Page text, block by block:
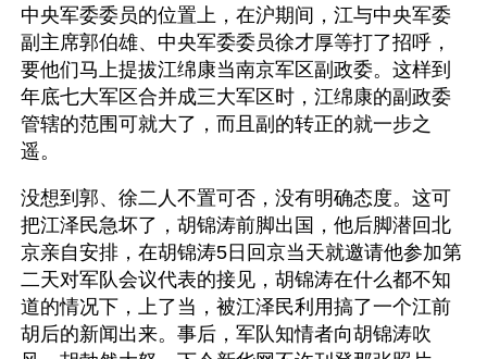
中央军委委员的位置上，在沪期间，江与中央军委
副主席郭伯雄、中央军委委员徐才厚等打了招呼，
要他们马上提拔江绵康当南京军区副政委。这样到
年底七大军区合并成三大军区时，江绵康的副政委
管辖的范围可就大了，而且副的转正的就一步之
遥。
没想到郭、徐二人不置可否，没有明确态度。这可
把江泽民急坏了，胡锦涛前脚出国，他后脚潜回北
京亲自安排，在胡锦涛5日回京当天就邀请他参加第
二天对军队会议代表的接见，胡锦涛在什么都不知
道的情况下，上了当，被江泽民利用搞了一个江前
胡后的新闻出来。事后，军队知情者向胡锦涛吹